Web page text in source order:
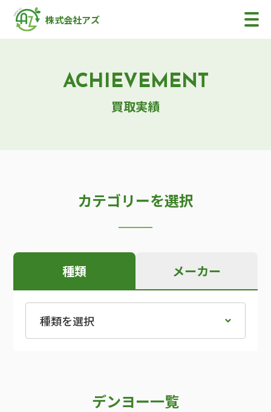
株式会社アズ
ACHIEVEMENT
買取実績
カテゴリーを選択
種類 メーカー
デンヨー一覧